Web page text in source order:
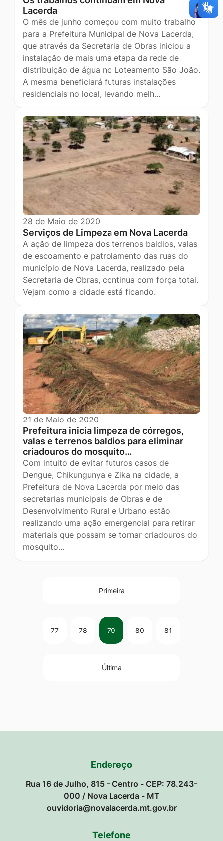
Lacerda
O mês de junho começou com muito trabalho
para a Prefeitura Municipal de Nova Lacerda,
que através da Secretaria de Obras iniciou a
instalação de mais uma etapa da rede de
distribuição de água no Loteamento São João.
A mesma beneficiará futuras instalações
residenciais no local, levando melh…
28 de Maio de 2020
Serviços de Limpeza em Nova Lacerda
A ação de limpeza dos terrenos baldios, valas
de escoamento e patrolamento das ruas do
município de Nova Lacerda, realizado pela
Secretaria de Obras, continua com força total.
Vejam como a cidade está ficando.
21 de Maio de 2020
Prefeitura inicia limpeza de córregos,
valas e terrenos baldios para eliminar
criadouros do mosquito…
Com intuito de evitar futuros casos de
Dengue, Chikungunya e Zika na cidade, a
Prefeitura de Nova Lacerda por meio das
secretarias municipais de Obras e de
Desenvolvimento Rural e Urbano estão
realizando uma ação emergencial para retirar
materiais que possam se tornar criadouros do
mosquito…
Primeira
77 78 79 80 81
Última
Endereço
Rua 16 de Julho, 815 - Centro - CEP: 78.243-
000 / Nova Lacerda - MT
ouvidoria@novalacerda.mt.gov.br
Telefone